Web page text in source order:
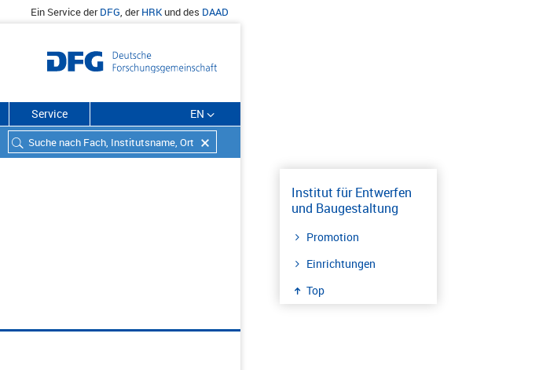
Ein Service derDFG, derHRKund des DAAD
Service EN
Institut für Entwerfen
und Baugestaltung
Promotion
Einrichtungen
Top